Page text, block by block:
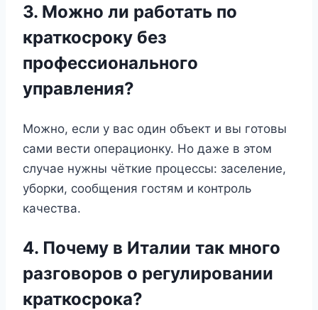
3. Можно ли работать по
краткосроку без
профессионального
управления?
Можно, если у вас один объект и вы готовы
сами вести операционку. Но даже в этом
случае нужны чёткие процессы: заселение,
уборки, сообщения гостям и контроль
качества.
4. Почему в Италии так много
разговоров о регулировании
краткосрока?